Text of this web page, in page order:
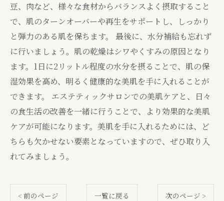
豆、肉など、様々な食材からバランスよく摂取すること
で、肌のターンオーバーや再生をサポートし、しっかり
と弾力のある肌を保ちます。 最後に、水分補給も忘れず
に行いましょう。肌の乾燥はシワやくすみの原因となり
ます。1日に2リットル程度の水分を摂ることで、肌の保
湿効果を高め、明るく健康的な美肌を手に入れることが
できます。 エステティックサロンでの美肌ケアと、日々
の食生活の改善を一緒に行うことで、より効果的な美肌
ケアが可能になります。美肌を手に入れるためには、ど
ちらも欠かせない要素となっていますので、ぜひ取り入
れてみましょう。
< 前のページ 一覧に戻る 次のページ >